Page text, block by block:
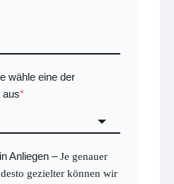
wähle eine der
aus*
Anliegen – Je genauer
gezielter können wir